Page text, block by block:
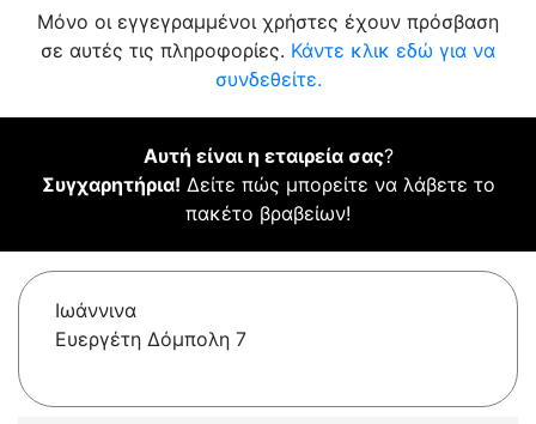
Μόνο οι εγγεγραμμένοι χρήστες έχουν πρόσβαση
σε αυτές τις πληροφορίες. Κάντε κλικ εδώ για να
συνδεθείτε.
Αυτή είναι η εταιρεία σας?
Συγχαρητήρια! Δείτε πώς μπορείτε να λάβετε το
πακέτο βραβείων!
Ιωάννινα
Ευεργέτη Δόμπολη 7